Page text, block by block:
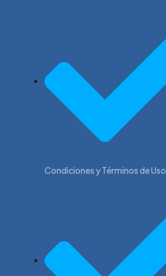
Condiciones y Términos de Uso